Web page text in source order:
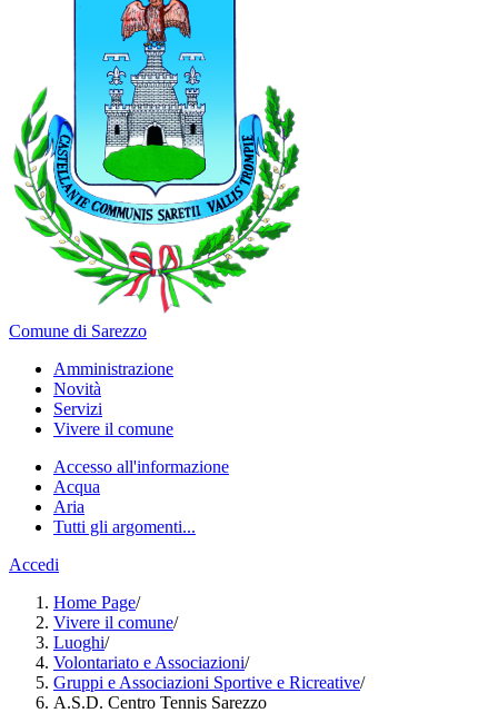
Comune di Sarezzo
Amministrazione
Novità
Servizi
Vivere il comune
Accesso all'informazione
Acqua
Aria
Tutti gli argomenti...
Accedi
Home Page/
Vivere il comune/
Luoghi/
Volontariato e Associazioni/
Gruppi e Associazioni Sportive e Ricreative/
A.S.D. Centro Tennis Sarezzo